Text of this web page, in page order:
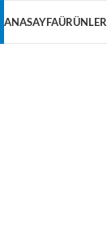
ANASAYFAÜRÜNLER